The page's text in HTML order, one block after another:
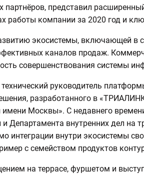
представил
работы компании за 2020 год и
экосистемы, включающей в
каналов продаж.
совершенствования системы
руководитель
разработанного в
Москвы». С недавнего
Департамента внутренних дел на
интеграции внутри экосистемы
с семейством продуктов
на террасе, фуршетом и